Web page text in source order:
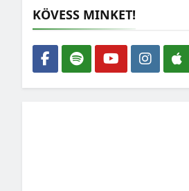
KÖVESS MINKET!